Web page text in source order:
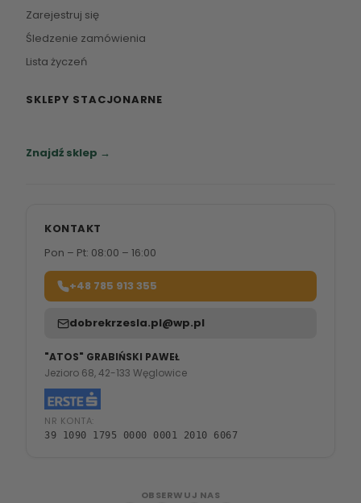
Zarejestruj się
Śledzenie zamówienia
Lista życzeń
SKLEPY STACJONARNE
Znajdź sklep →
KONTAKT
Pon – Pt: 08:00 – 16:00
+48 785 913 355
dobrekrzesla.pl@wp.pl
"ATOS" GRABIŃSKI PAWEŁ
Jezioro 68, 42-133 Węglowice
NR KONTA:
39 1090 1795 0000 0001 2010 6067
OBSERWUJ NAS